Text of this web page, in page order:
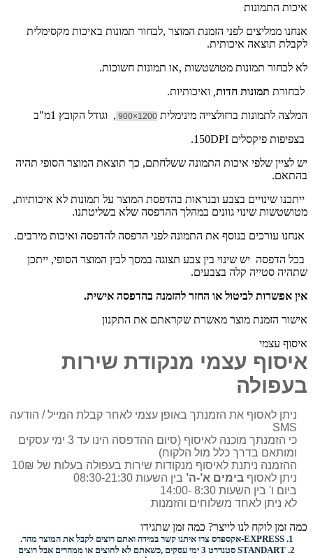
איכות התמונות
אנחנו ממליצים לפני הזמנת המוצר ,לבחור תמונות באיכות מקסימלית
לקבלת תוצאה איכותית.
לא לבחור תמונות מטושטשות ,או תמונות חשוכות.
לבחורת תמונות חדות ואיכותיות.
המלצה לתמונות ברזולצייה מינימלית 1200×900
, וגודל הקובץ 1מ"ב
בצפיפות פיקסלים 150DPI.
יש לציין שלפי איכות התמונה ששלחתם, כך תוצאת המוצר הסופי תהיה
בהתאם.
ייתכנו שינויים בצבע ובנראות בהדפסת המוצר על תמונות לא איכותיות,
מטושטשות שינוי גוונים במהלך ההדפסה שלא בשליטתנו.
אנחנו עורכים בנוסף את התמונה לפני הדפסה להדפסה ואיכות מירבים.
בכל הדפסה יש שינוי בין צבע תצוגה במסך לבין המוצר הסופי, ייתכן
שתהיה סטייה קלה בצבעים.
אין אפשרות לביטול או החזר להזמנה בהדפסה אישית.
אישור הזמנת מוצר מאשרת שקראתם את התקנון
איסוף עצמי
איסוף עצמי מנקודת שירות
בעפולה
ניתן לאסוף את הזמנתך באופן עצמי לאחר קבלת המייל / הודעה
SMS
כי הזמנתך מוכנה לאיסוף (סיום ההדפסה הינו עד 3 ימי עסקים
ומותאם בדרך כלל מול הלקוח)
ההזמנה ניתנת לאיסוף מנקודות שירות בעפולה בעלות של 10₪
ניתן לאסוף בימים א’-ה’ בין השעות 08:30-21:30
ביום ו' בין השעות 8:30 -14:00
לא ניתן לאחד משלוחים והזמנות
כמה זמן לוקח לנו לייצר? כמה זמן שתגידו
1.
EXPRESS- אקספרס צרו איתנו קשר במידה ואתם רוצים לקבל את המוצר מהר.
2.
STANDART
סטנדרט 3 ימי עסקים ,כשאתם לא לחוצים או ממהרים אבל רוצים